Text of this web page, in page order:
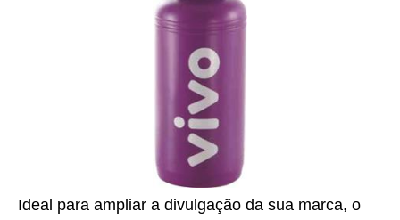
Ideal para ampliar a divulgação da sua marca, o